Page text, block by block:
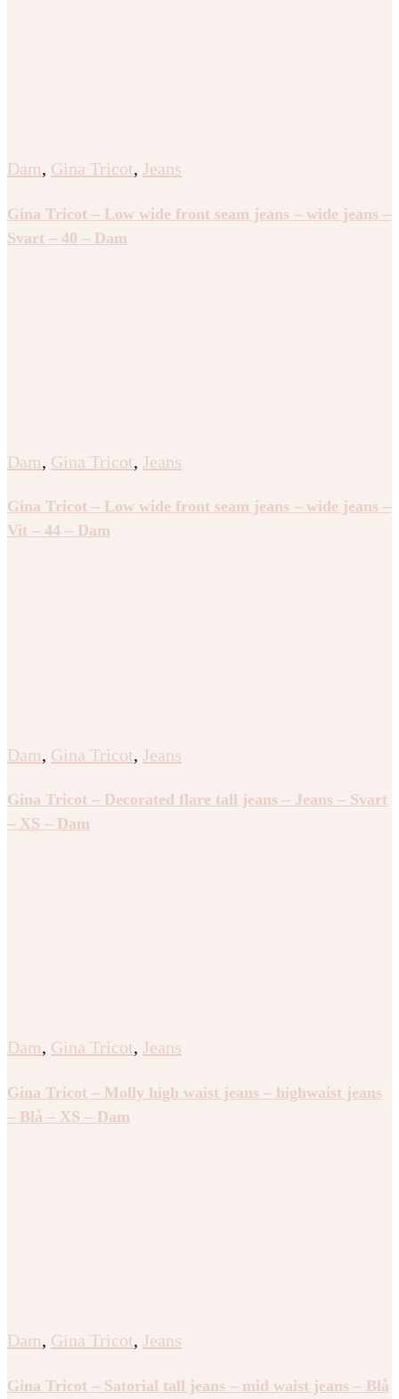
Dam, Gina Tricot, Jeans
Gina Tricot – Low wide front seam jeans – wide jeans –
Svart – 40 – Dam
Dam, Gina Tricot, Jeans
Gina Tricot – Low wide front seam jeans – wide jeans –
Vit – 44 – Dam
Dam, Gina Tricot, Jeans
Gina Tricot – Decorated flare tall jeans – Jeans – Svart
– XS – Dam
Dam, Gina Tricot, Jeans
Gina Tricot – Molly high waist jeans – highwaist jeans
– Blå – XS – Dam
Dam, Gina Tricot, Jeans
Gina Tricot – Satorial tall jeans – mid waist jeans – Blå